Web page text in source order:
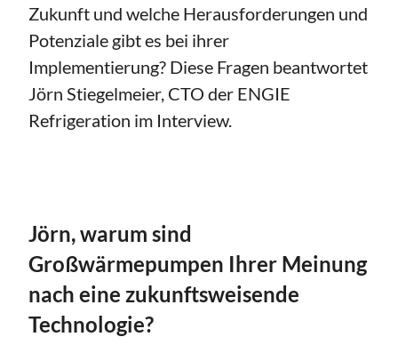
Zukunft und welche Herausforderungen und
Potenziale gibt es bei ihrer
Implementierung? Diese Fragen beantwortet
Jörn Stiegelmeier, CTO der ENGIE
Refrigeration im Interview.
Jörn, warum sind
Großwärmepumpen Ihrer Meinung
nach eine zukunftsweisende
Technologie?